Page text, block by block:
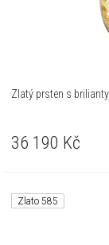
Zlatý prsten s
36 190 Kč
Zlato 585